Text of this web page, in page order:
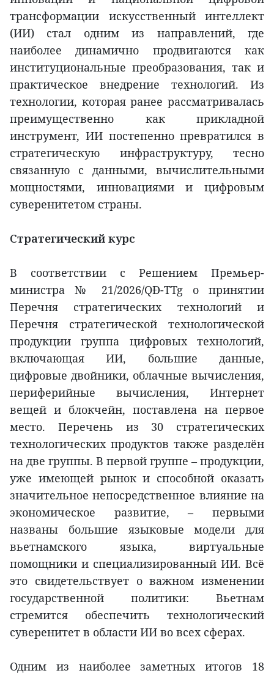
трансформации искусственный интеллект
(ИИ) стал одним из направлений, где
наиболее динамично продвигаются как
институциональные преобразования, так и
практическое внедрение технологий. Из
технологии, которая ранее рассматривалась
преимущественно как прикладной
инструмент, ИИ постепенно превратился в
стратегическую инфраструктуру, тесно
связанную с данными, вычислительными
мощностями, инновациями и цифровым
суверенитетом страны.
Стратегический курс
В соответствии с Решением Премьер-
министра № 21/2026/QĐ-TTg о принятии
Перечня стратегических технологий и
Перечня стратегической технологической
продукции группа цифровых технологий,
включающая ИИ, большие данные,
цифровые двойники, облачные вычисления,
периферийные вычисления, Интернет
вещей и блокчейн, поставлена на первое
место. Перечень из 30 стратегических
технологических продуктов также разделён
на две группы. В первой группе – продукции,
уже имеющей рынок и способной оказать
значительное непосредственное влияние на
экономическое развитие, – первыми
названы большие языковые модели для
вьетнамского языка, виртуальные
помощники и специализированный ИИ. Всё
это свидетельствует о важном изменении
государственной политики: Вьетнам
стремится обеспечить технологический
суверенитет в области ИИ во всех сферах.
Одним из наиболее заметных итогов 18